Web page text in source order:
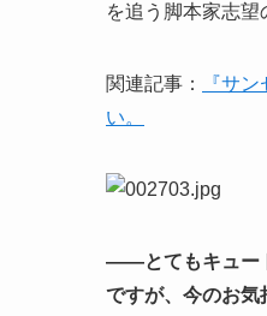
を追う脚本家志
関連記事：
『サ
い。
――とてもキュー
ですが、今のお気